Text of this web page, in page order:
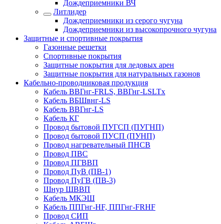
Дождеприемники ВЧ
Литлидер
Дождеприемники из серого чугуна
Дождеприемники из высокопрочного чугуна
Защитные и спортивные покрытия
Газонные решетки
Спортивные покрытия
Защитные покрытия для ледовых арен
Защитные покрытия для натуральных газонов
Кабельно-проводниковая продукция
Кабель ВВГнг-FRLS, ВВГнг-LSLTx
Кабель ВБШвнг-LS
Кабель ВВГнг-LS
Кабель КГ
Провод бытовой ПУГСП (ПУГНП)
Провод бытовой ПУСП (ПУНП)
Провод нагревательный ПНСВ
Провод ПВС
Провод ПГВВП
Провод ПуВ (ПВ-1)
Провод ПуГВ (ПВ-3)
Шнур ШВВП
Кабель МКЭШ
Кабель ППГнг-HF, ППГнг-FRHF
Провод СИП